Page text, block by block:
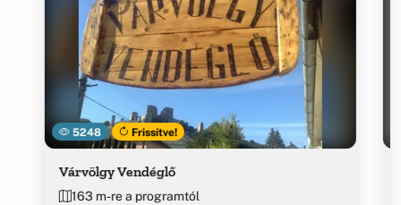
5248 Frissítve!
Várvölgy Vendéglő
163 m-re a programtól